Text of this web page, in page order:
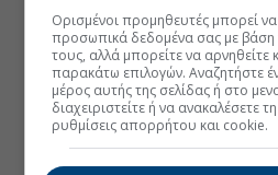
Ορισμένοι προμηθευτές μπορεί
προσωπικά δεδομένα σας με
τους, αλλά μπορείτε να αρνηθείτε
παρακάτω επιλογών. Αναζητήστε
μέρος αυτής της σελίδας ή στο
διαχειριστείτε ή να ανακαλέσετε
ρυθμίσεις απορρήτου και cookie.